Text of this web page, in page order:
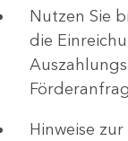
Nutzen Sie
die
Hinweise